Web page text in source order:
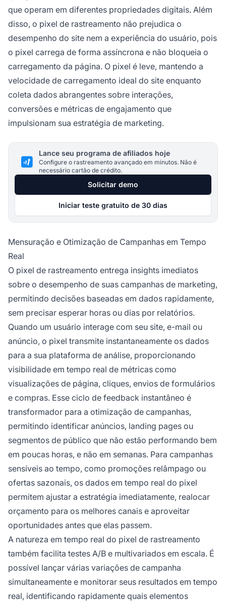
que operam em diferentes propriedades digitais. Além
disso, o pixel de rastreamento não prejudica o
desempenho do site nem a experiência do usuário, pois
o pixel carrega de forma assíncrona e não bloqueia o
carregamento da página. O pixel é leve, mantendo a
velocidade de carregamento ideal do site enquanto
coleta dados abrangentes sobre interações,
conversões e métricas de engajamento que
impulsionam sua estratégia de marketing.
Lance seu programa de afiliados hoje
Configure o rastreamento avançado em minutos. Não é
necessário cartão de crédito.
Solicitar demo
Iniciar teste gratuito de 30 dias
Mensuração e Otimização de Campanhas em Tempo
Real
O pixel de rastreamento entrega insights imediatos
sobre o desempenho de suas campanhas de marketing,
permitindo decisões baseadas em dados rapidamente,
sem precisar esperar horas ou dias por relatórios.
Quando um usuário interage com seu site, e-mail ou
anúncio, o pixel transmite instantaneamente os dados
para a sua plataforma de análise, proporcionando
visibilidade em tempo real de métricas como
visualizações de página, cliques, envios de formulários
e compras. Esse ciclo de feedback instantâneo é
transformador para a otimização de campanhas,
permitindo identificar anúncios, landing pages ou
segmentos de público que não estão performando bem
em poucas horas, e não em semanas. Para campanhas
sensíveis ao tempo, como promoções relâmpago ou
ofertas sazonais, os dados em tempo real do pixel
permitem ajustar a estratégia imediatamente, realocar
orçamento para os melhores canais e aproveitar
oportunidades antes que elas passem.
A natureza em tempo real do pixel de rastreamento
também facilita testes A/B e multivariados em escala. É
possível lançar várias variações de campanha
simultaneamente e monitorar seus resultados em tempo
real, identificando rapidamente quais elementos